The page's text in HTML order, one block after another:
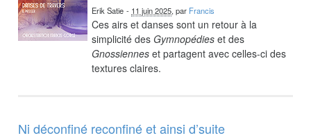
Erik Satie - 11 juin 2025, par Francis
Ces airs et danses sont un retour à la
simplicité desGymnopédies et des
Gnossiennes et partagent avec celles-ci des
textures claires.
Ni déconfiné reconfiné et ainsi d’suite